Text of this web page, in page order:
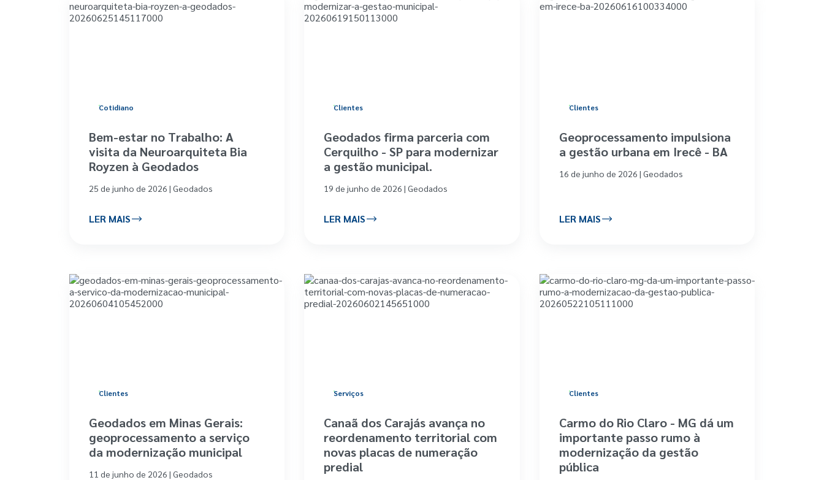
Cotidiano
Bem-estar no Trabalho: A
visita da Neuroarquiteta Bia
Royzen à Geodados
25 de junho de 2026 | Geodados
LER MAIS
Clientes
Geodados firma parceria com
Cerquilho - SP para modernizar
a gestão municipal.
19 de junho de 2026 | Geodados
LER MAIS
Clientes
Geoprocessamento impulsiona
a gestão urbana em Irecê - BA
16 de junho de 2026 | Geodados
LER MAIS
Clientes
Geodados em Minas Gerais:
geoprocessamento a serviço
da modernização municipal
11 de junho de 2026 | Geodados
Serviços
Canaã dos Carajás avança no
reordenamento territorial com
novas placas de numeração
predial
Clientes
Carmo do Rio Claro - MG dá um
importante passo rumo à
modernização da gestão
pública